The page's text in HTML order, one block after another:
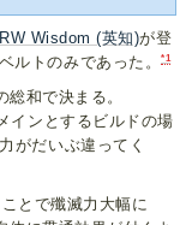
RW Wisdom (英知)が登
ルトのみであった。*1
総和で決まる。
インとするビルドの場
がだいぶ違ってく
とで殲滅力大幅に